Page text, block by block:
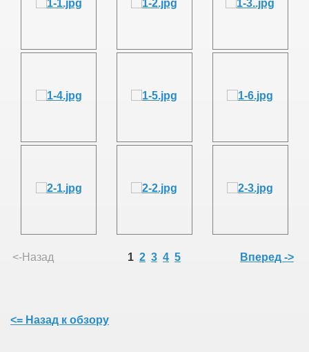
<-Назад 1 2 3 4 5 Вперед ->
<= Назад к обзору